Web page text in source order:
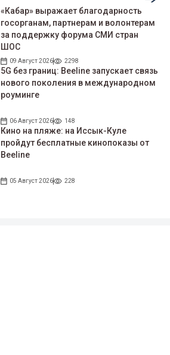
«Кабар» выражает благодарность
госорганам, партнерам и волонтерам
за поддержку форума СМИ стран
ШОС
09 Август 2026 2298
5G без границ: Beeline запускает связь
нового поколения в международном
роуминге
06 Август 2026 148
Кино на пляже: на Иссык-Куле
пройдут беcплатные кинопоказы от
Beeline
05 Август 2026 228